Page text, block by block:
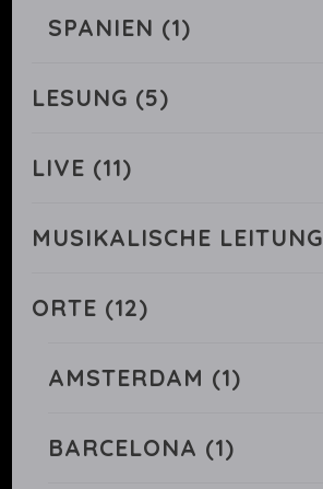
SPANIEN (1)
LESUNG (5)
LIVE (11)
MUSIKALISCHE LEITUNG
ORTE (12)
AMSTERDAM (1)
BARCELONA (1)